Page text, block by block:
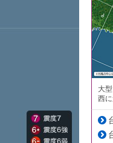
大
西